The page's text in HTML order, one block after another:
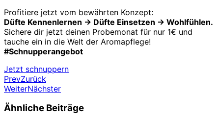
Profitiere jetzt vom bewährten Konzept:
Düfte Kennenlernen -> Düfte Einsetzen -> Wohlfühlen.
Sichere dir jetzt deinen Probemonat für nur 1€ und
tauche ein in die Welt der Aromapflege!
#Schnupperangebot
Jetzt schnuppern
PrevZurück
WeiterNächster
Ähnliche Beiträge